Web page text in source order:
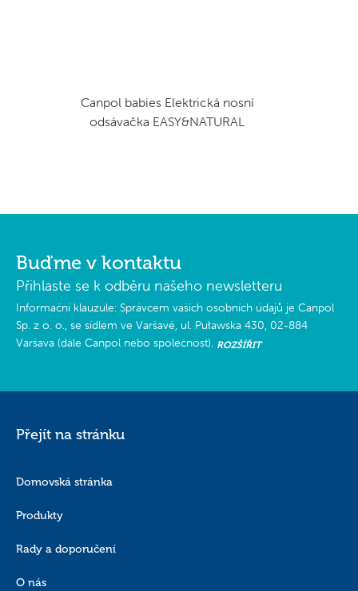
Canpol babies Elektrická nosní
odsávačka EASY&NATURAL
Buďme v kontaktu
Přihlaste se k odběru našeho newsletteru
Informační klauzule: Správcem vašich osobních údajů je Canpol
Sp. z o. o., se sídlem ve Varšavě, ul. Puławska 430, 02-884
Varšava (dále Canpol nebo společnost). ROZŠÍŘIT
Vaše osobní údaje se budou zpracovávat pro účely zasílání newsletteru na
Podkladem pro zpracování vašich osobních údajů společností Canpol je váš
odvolat. Odvolání souhlasu nemá vliv na legálnost zpracování, které bylo
Canpol bude poskytovat vaše osobní údaje jiným příjemcům, kteří byli
Přejít na stránku
Domovská stránka
Produkty
Rady a doporučení
O nás